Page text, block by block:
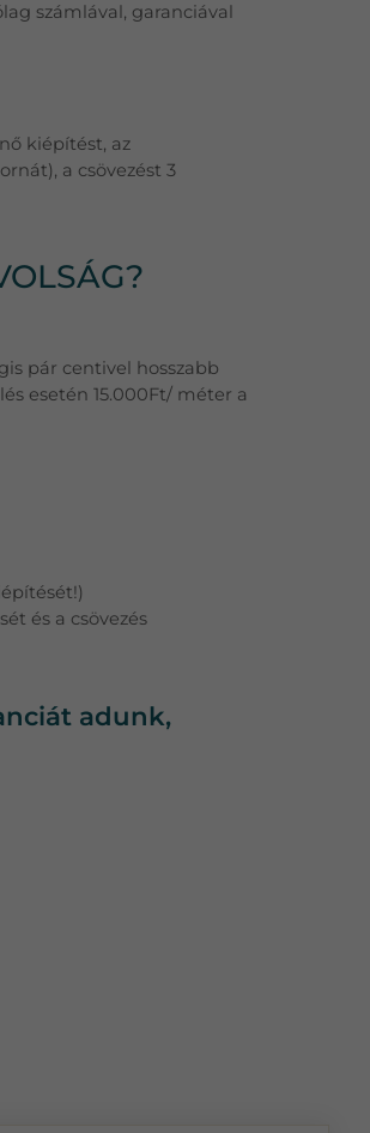
számlával, garanciával
kiépítést, az
a csövezést 3
pár centivel hosszabb
esetén 15.000Ft/ méter a
és a csövezés
adunk,